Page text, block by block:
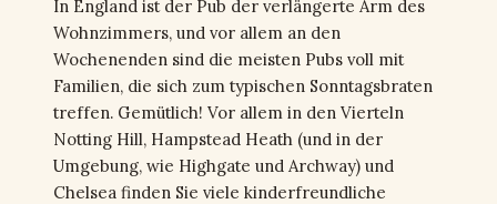
In England ist der Pub der verlängerte Arm des
Wohnzimmers, und vor allem an den
Wochenenden sind die meisten Pubs voll mit
Familien, die sich zum typischen Sonntagsbraten
treffen. Gemütlich! Vor allem in den Vierteln
Notting Hill, Hampstead Heath (und in der
Umgebung, wie Highgate und Archway) und
Chelsea finden Sie viele kinderfreundliche